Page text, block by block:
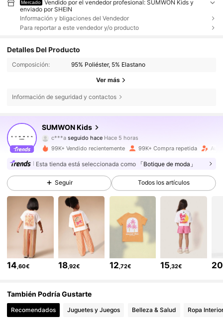
Mercado
Vendido por el vendedor profesional: SUMWON Kids y
enviado por SHEIN
Información y bligaciones del Vendedor
Para reportar a este vendedor y/o producto
Detalles Del Producto
Composición: 95% Poliéster, 5% Elastano
Ver más
Información de seguridad y contactos
SUMWON Kids
c***aseguido hace
s***b está navegando
4,90
289K Seguidores
4,90 289K Seguidores
289K Seguidores
289K Seguidores
4,90 289K Seguidores
99K+ Vendido recientemente 99K+ Compra repetida
Esta tienda está seleccionada como 「Botique de moda」
Seguir Todos los artículos
14,60€ 18,92€ 12,72€ 15,32€ 20
También Podría Gustarte
Recomendados Juguetes y Juegos Belleza & Salud Ropa